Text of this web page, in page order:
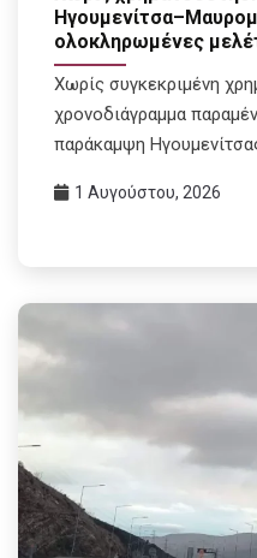
ολοκληρωμένες
Χωρίς συγκεκριμένη
χρονοδιάγραμμα
παράκαμψη
1 Αυγούστου, 2026